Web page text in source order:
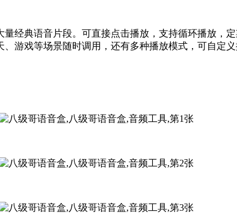
经典语音片段。可直接点击播放，支持循环播放，
游戏等场景随时调用，还有多种播放模式，可自定义